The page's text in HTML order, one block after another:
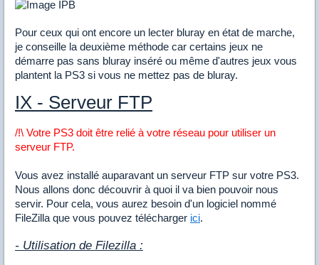
Pour ceux qui ont encore un lecter bluray en état de marche,
je conseille la deuxième méthode car certains jeux ne
démarre pas sans bluray inséré ou même d'autres jeux vous
plantent la PS3 si vous ne mettez pas de bluray.
IX - Serveur FTP
/!\ Votre PS3 doit être relié à votre réseau pour utiliser un
serveur FTP.
Vous avez installé auparavant un serveur FTP sur votre PS3.
Nous allons donc découvrir à quoi il va bien pouvoir nous
servir. Pour cela, vous aurez besoin d'un logiciel nommé
FileZilla que vous pouvez télécharger ici.
- Utilisation de Filezilla :